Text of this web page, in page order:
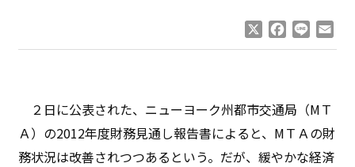
Facebook
Line
２日に公表された、ニューヨーク州都市交通局（MＴ
Ａ）の2012年度財務見通し報告書によると、MＴＡの財
務状況は改善されつつあるという。だが、緩やかな経済